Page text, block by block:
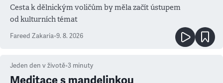
Cesta k dělnickým voličům by měla začít ústupem
od kulturních témat
Fareed Zakaria•9. 8. 2026
Jeden den v životě•3 minuty
Meditace s mandelinkou